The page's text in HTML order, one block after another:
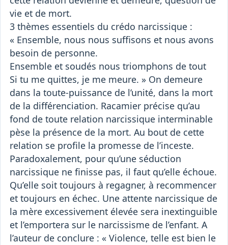
vie et de mort.
3 thèmes essentiels du crédo narcissique :
« Ensemble, nous nous suffisons et nous avons
besoin de personne.
Ensemble et soudés nous triomphons de tout
Si tu me quittes, je me meure. » On demeure
dans la toute-puissance de l’unité, dans la mort
de la différenciation. Racamier précise qu’au
fond de toute relation narcissique interminable
pèse la présence de la mort. Au bout de cette
relation se profile la promesse de l’inceste.
Paradoxalement, pour qu’une séduction
narcissique ne finisse pas, il faut qu’elle échoue.
Qu’elle soit toujours à regagner, à recommencer
et toujours en échec. Une attente narcissique de
la mère excessivement élevée sera inextinguible
et l’emportera sur le narcissisme de l’enfant. A
l’auteur de conclure : « Violence, telle est bien le